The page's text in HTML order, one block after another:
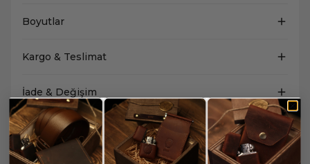
Boyutlar
Kargo & Teslimat
İade & Değişim